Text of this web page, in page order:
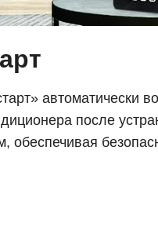
автоматически
после
обеспечивая